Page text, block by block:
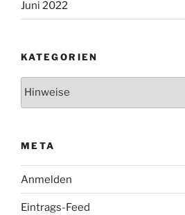
Juni 2022
KATEGORIEN
META
Anmelden
Eintrags-Feed